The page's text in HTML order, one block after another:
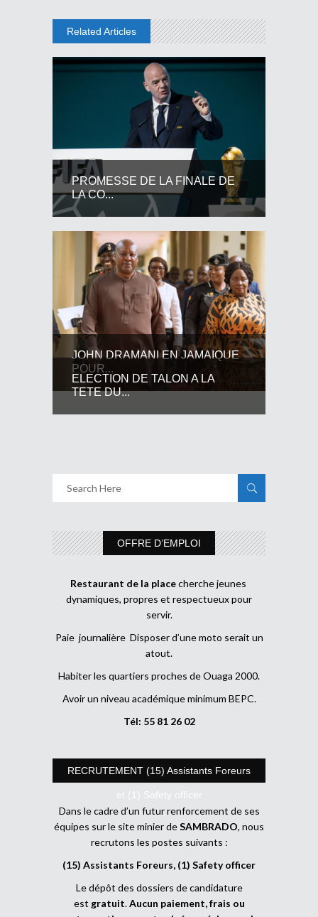
Related Articles
PROMESSE DE LA FINALE DE
LA CO...
JOHN DRAMANI EN JAMAIQUE
POUR...
ELECTION DE TALON A LA
TETE DU...
OFFRE D’EMPLOI
Restaurant de la placecherche jeunes
dynamiques, propres et respectueux pour
servir.
Paie journalière Disposer d’une moto serait un
atout.
Habiter les quartiers proches de Ouaga 2000.
Avoir un niveau académique minimum BEPC.
Tél: 55 81 26 02
RECRUTEMENT (15) Assistants Foreurs
et (1) Safety officer
Dans le cadre d’un futur renforcement de ses
équipes sur le site minier deSAMBRADO, nous
recrutons les postes suivants :
(15) Assistants Foreurs, (1) Safety officer
Le dépôt des dossiers de candidature
est gratuit.Aucun paiement, frais ou